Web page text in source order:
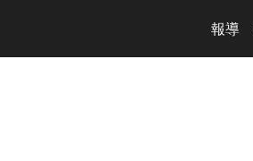
報導